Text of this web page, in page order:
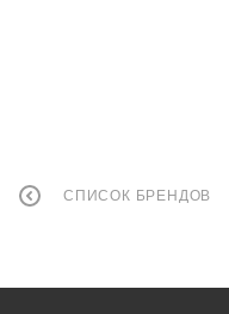
СПИСОК БРЕНДОВ